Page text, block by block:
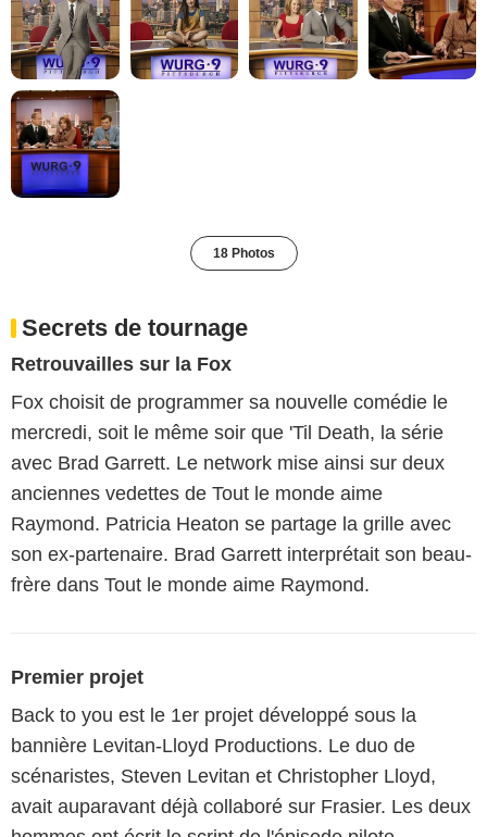
18 Photos
Secrets de tournage
Retrouvailles sur la Fox
Fox choisit de programmer sa nouvelle comédie le
mercredi, soit le même soir que 'Til Death, la série
avec Brad Garrett. Le network mise ainsi sur deux
anciennes vedettes de Tout le monde aime
Raymond. Patricia Heaton se partage la grille avec
son ex-partenaire. Brad Garrett interprétait son beau-
frère dans Tout le monde aime Raymond.
Premier projet
Back to you est le 1er projet développé sous la
bannière Levitan-Lloyd Productions. Le duo de
scénaristes, Steven Levitan et Christopher Lloyd,
avait auparavant déjà collaboré sur Frasier. Les deux